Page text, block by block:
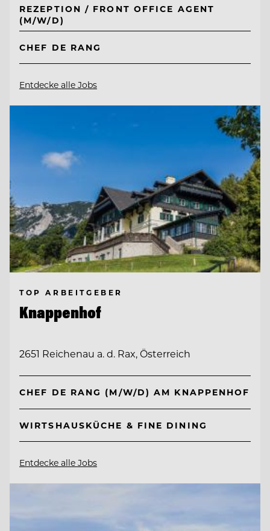
REZEPTION / FRONT OFFICE AGENT
(M/W/D)
CHEF DE RANG
Entdecke alle Jobs
TOP ARBEITGEBER
Knappenhof
2651 Reichenau a. d. Rax, Österreich
CHEF DE RANG (M/W/D) AM KNAPPENHOF
WIRTSHAUSKÜCHE & FINE DINING
Entdecke alle Jobs